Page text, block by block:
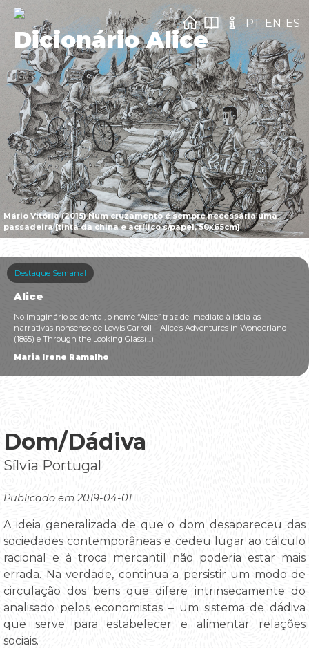
Mário Vitória (2015) Num cruzamento é sempre necessária uma
passadeira [tinta da china e acrílico s/papel, 50x65cm]
Dicionário Alice
PT EN ES
Destaque Semanal
Alice
No imaginário ocidental, o nome “Alice” traz de imediato à ideia as
narrativas nonsense de Lewis Carroll – Alice’s Adventures in Wonderland
(1865) e Through the Looking Glass(...)
Maria Irene Ramalho
Dom/Dádiva
Sílvia Portugal
Publicado em 2019-04-01
A ideia generalizada de que o dom desapareceu das
sociedades contemporâneas e cedeu lugar ao cálculo
racional e à troca mercantil não poderia estar mais
errada. Na verdade, continua a persistir um modo de
circulação dos bens que difere intrinsecamente do
analisado pelos economistas – um sistema de dádiva
que serve para estabelecer e alimentar relações
sociais.